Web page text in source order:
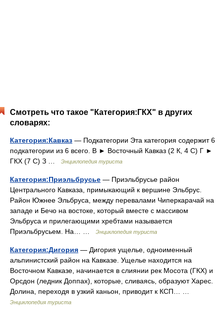
Смотреть что такое "Категория:ГКХ" в других
словарях:
Категория:Кавказ — Подкатегории Эта категория содержит 6
подкатегории из 6 всего. В ► Восточный Кавказ‎ (2 К, 4 С) Г ►
ГКХ‎ (7 С) З …
Энциклопедия туриста
Категория:Приэльбрусье — Приэльбрусье район
Центрального Кавказа, примыкающий к вершине Эльбрус.
Район Южнее Эльбруса, между перевалами Чиперкарачай на
западе и Бечо на востоке, который вместе с массивом
Эльбруса и прилегающими хребтами называется
Приэльбрусьем. На… …
Энциклопедия туриста
Категория:Дигория — Дигория ущелье, одноименный
альпинистский район на Кавказе. Ущелье находится на
Восточном Кавказе, начинается в слиянии рек Мосота (ГКХ) и
Орсдон (ледник Доппах), которые, сливаясь, образуют Харес.
Долина, переходя в узкий каньон, приводит к КСП… …
Энциклопедия туриста